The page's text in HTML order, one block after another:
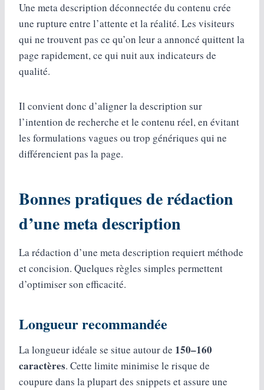
Une meta description déconnectée du contenu crée
une rupture entre l’attente et la réalité. Les visiteurs
qui ne trouvent pas ce qu’on leur a annoncé quittent la
page rapidement, ce qui nuit aux indicateurs de
qualité.
Il convient donc d’aligner la description sur
l’intention de recherche et le contenu réel, en évitant
les formulations vagues ou trop génériques qui ne
différencient pas la page.
Bonnes pratiques de rédaction
d’une meta description
La rédaction d’une meta description requiert méthode
et concision. Quelques règles simples permettent
d’optimiser son efficacité.
Longueur recommandée
La longueur idéale se situe autour de 150–160
caractères. Cette limite minimise le risque de
coupure dans la plupart des snippets et assure une